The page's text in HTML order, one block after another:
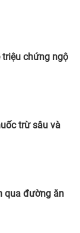
chứng ngộ
trừ sâu và
qua đường ăn